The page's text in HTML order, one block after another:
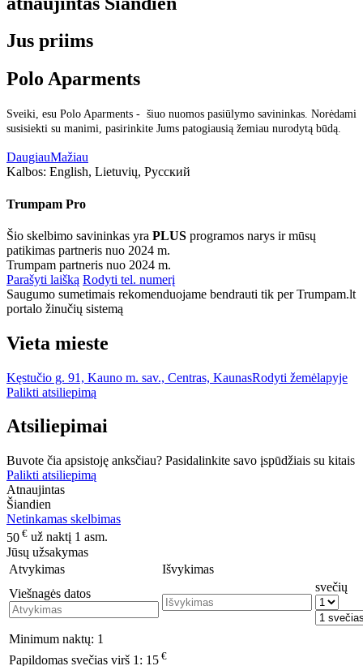
Jus priims
Polo Aparments
Sveiki, esu Polo Aparments - šiuo nuomos pasiūlymo savininkas. Norėdami
susisiekti su manimi, pasirinkite Jums patogiausią žemiau nurodytą būdą.
DaugiauMažiau
Kalbos: English, Lietuvių, Русский
Trumpam Pro
Šio skelbimo savininkas yra PLUS programos narys ir mūsų
patikimas partneris nuo 2024 m.
Trumpam partneris nuo 2024 m.
Parašyti laišką Rodyti tel. numerį
Saugumo sumetimais rekomenduojame bendrauti tik per Trumpam.lt
portalo žinučių sistemą
Vieta mieste
Kęstučio g. 91, Kauno m. sav., Centras, KaunasRodyti žemėlapyje
Palikti atsiliepimą
Atsiliepimai
Buvote čia apsistoję anksčiau? Pasidalinkite savo įspūdžiais su kitais
Palikti atsiliepimą
Atnaujintas
Šiandien
Netinkamas skelbimas
50 € už naktį 1 asm.
Jūsų užsakymas
Atvykimas
Išvykimas
Viešnagės datos
svečių
Minimum naktų: 1
Papildomas svečias virš 1: 15 €